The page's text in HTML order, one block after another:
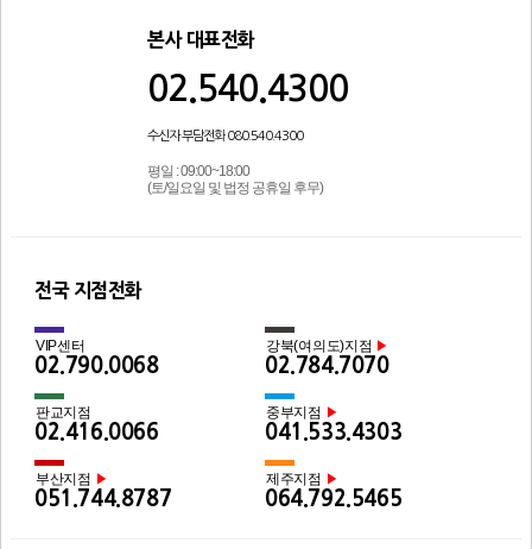
본사 대표전화
02.540.4300
수신자 부담전화 080.540.4300
평일 : 09:00~18:00
(토/일요일 및 법정 공휴일 후무)
전국 지점전화
VIP센터
02.790.0068
강북(여의도)지점 ▶
02.784.7070
판교지점
02.416.0066
중부지점 ▶
041.533.4303
부산지점 ▶
051.744.8787
제주지점 ▶
064.792.5465